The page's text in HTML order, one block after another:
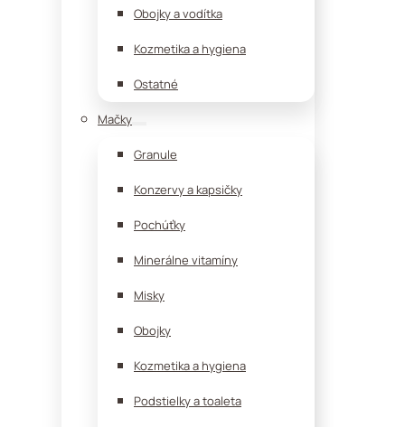
Obojky a vodítka
Kozmetika a hygiena
Ostatné
Mačky
Granule
Konzervy a kapsičky
Pochúťky
Minerálne vitamíny
Misky
Obojky
Kozmetika a hygiena
Podstielky a toaleta